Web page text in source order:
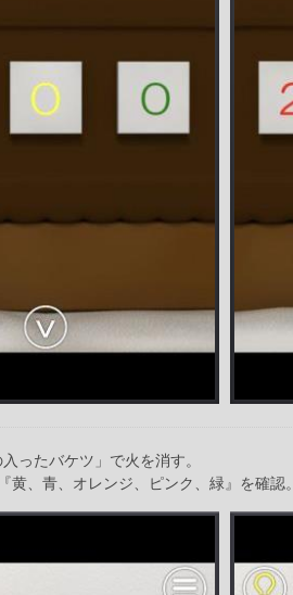
ったバケツ」で火を消す。
黄、青、オレンジ、ピンク、緑』を確認。